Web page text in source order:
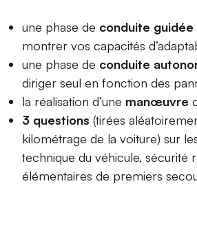
une phase de conduite guidée
montrer vos capacités
une phase de conduite
diriger seul en fonction des
la réalisation d’une manœuvre
3 questions (tirées
kilométrage de la voiture) sur
technique du véhicule, sécurité
élémentaires de premiers